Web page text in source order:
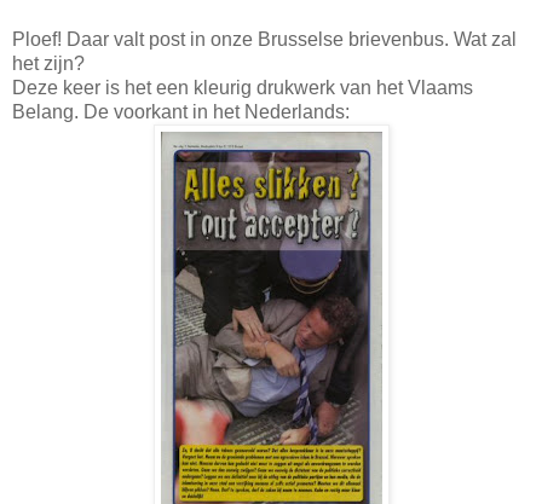
Ploef! Daar valt post in onze Brusselse brievenbus. Wat zal
het zijn?
Deze keer is het een kleurig drukwerk van het Vlaams
Belang. De voorkant in het Nederlands: